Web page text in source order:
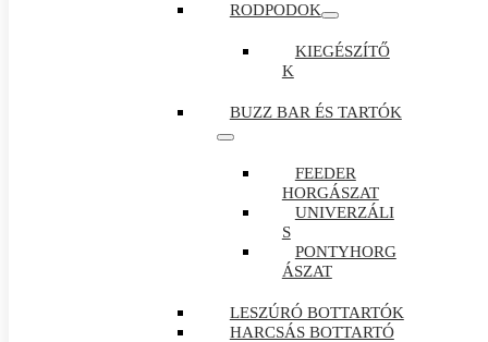
RODPODOK
KIEGÉSZÍTŐ
K
BUZZ BAR ÉS TARTÓK
FEEDER
HORGÁSZAT
UNIVERZÁLI
S
PONTYHORG
ÁSZAT
LESZÚRÓ BOTTARTÓK
HARCSÁS BOTTARTÓ